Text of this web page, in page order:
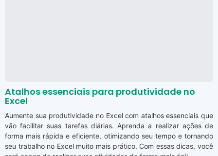
Atalhos essenciais para produtividade no
Excel
Aumente sua produtividade no Excel com atalhos essenciais que
vão facilitar suas tarefas diárias. Aprenda a realizar ações de
forma mais rápida e eficiente, otimizando seu tempo e tornando
seu trabalho no Excel muito mais prático. Com essas dicas, você